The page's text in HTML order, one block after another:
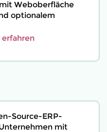
Weboberfläche
optionalem
erfahren
Source-ERP-
mit